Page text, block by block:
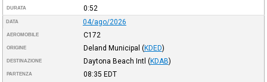
DURATA 0:52
DATA 04/ago/2026
AEROMOBILE C172
ORIGINE Deland Municipal (KDED)
DESTINAZIONE Daytona Beach Intl (KDAB)
PARTENZA 08:35 EDT